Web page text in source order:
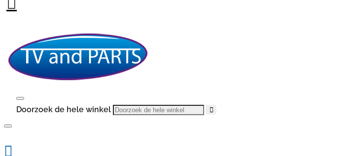
Doorzoek de hele winkel